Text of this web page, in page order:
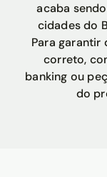
acaba
cidades do
Para garantir
correto,
banking ou
do